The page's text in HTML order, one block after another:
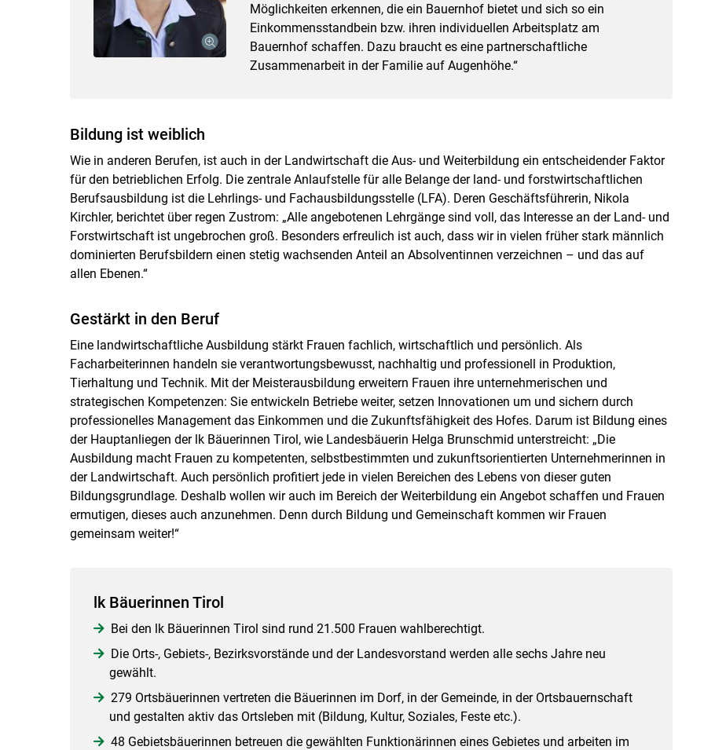
Möglichkeiten erkennen, die ein Bauernhof bietet und sich so ein
Einkommensstandbein bzw. ihren individuellen Arbeitsplatz am
Bauernhof schaffen. Dazu braucht es eine partnerschaftliche
Zusammenarbeit in der Familie auf Augenhöhe.“
Bildung ist weiblich
Wie in anderen Berufen, ist auch in der Landwirtschaft die Aus- und Weiterbildung ein entscheidender Faktor
für den betrieblichen Erfolg. Die zentrale Anlaufstelle für alle Belange der land- und forstwirtschaftlichen
Berufsausbildung ist die Lehrlings- und Fachausbildungsstelle (LFA). Deren Geschäftsführerin, Nikola
Kirchler, berichtet über regen Zustrom: „Alle angebotenen Lehrgänge sind voll, das Interesse an der Land- und
Forstwirtschaft ist ungebrochen groß. Besonders erfreulich ist auch, dass wir in vielen früher stark männlich
dominierten Berufsbildern einen stetig wachsenden Anteil an Absolventinnen verzeichnen – und das auf
allen Ebenen.“
Gestärkt in den Beruf
Eine landwirtschaftliche Ausbildung stärkt Frauen fachlich, wirtschaftlich und persönlich. Als
Facharbeiterinnen handeln sie verantwortungsbewusst, nachhaltig und professionell in Produktion,
Tierhaltung und Technik. Mit der Meisterausbildung erweitern Frauen ihre unternehmerischen und
strategischen Kompetenzen: Sie entwickeln Betriebe weiter, setzen Innovationen um und sichern durch
professionelles Management das Einkommen und die Zukunftsfähigkeit des Hofes. Darum ist Bildung eines
der Hauptanliegen der lk Bäuerinnen Tirol, wie Landesbäuerin Helga Brunschmid unterstreicht: „Die
Ausbildung macht Frauen zu kompetenten, selbstbestimmten und zukunftsorientierten Unternehmerinnen in
der Landwirtschaft. Auch persönlich profitiert jede in vielen Bereichen des Lebens von dieser guten
Bildungsgrundlage. Deshalb wollen wir auch im Bereich der Weiterbildung ein Angebot schaffen und Frauen
ermutigen, dieses auch anzunehmen. Denn durch Bildung und Gemeinschaft kommen wir Frauen
gemeinsam weiter!“
lk Bäuerinnen Tirol
Bei den lk Bäuerinnen Tirol sind rund 21.500 Frauen wahlberechtigt.
Die Orts-, Gebiets-, Bezirksvorstände und der Landesvorstand werden alle sechs Jahre neu
gewählt.
279 Ortsbäuerinnen vertreten die Bäuerinnen im Dorf, in der Gemeinde, in der Ortsbauernschaft
und gestalten aktiv das Ortsleben mit (Bildung, Kultur, Soziales, Feste etc.).
48 Gebietsbäuerinnen betreuen die gewählten Funktionärinnen eines Gebietes und arbeiten im